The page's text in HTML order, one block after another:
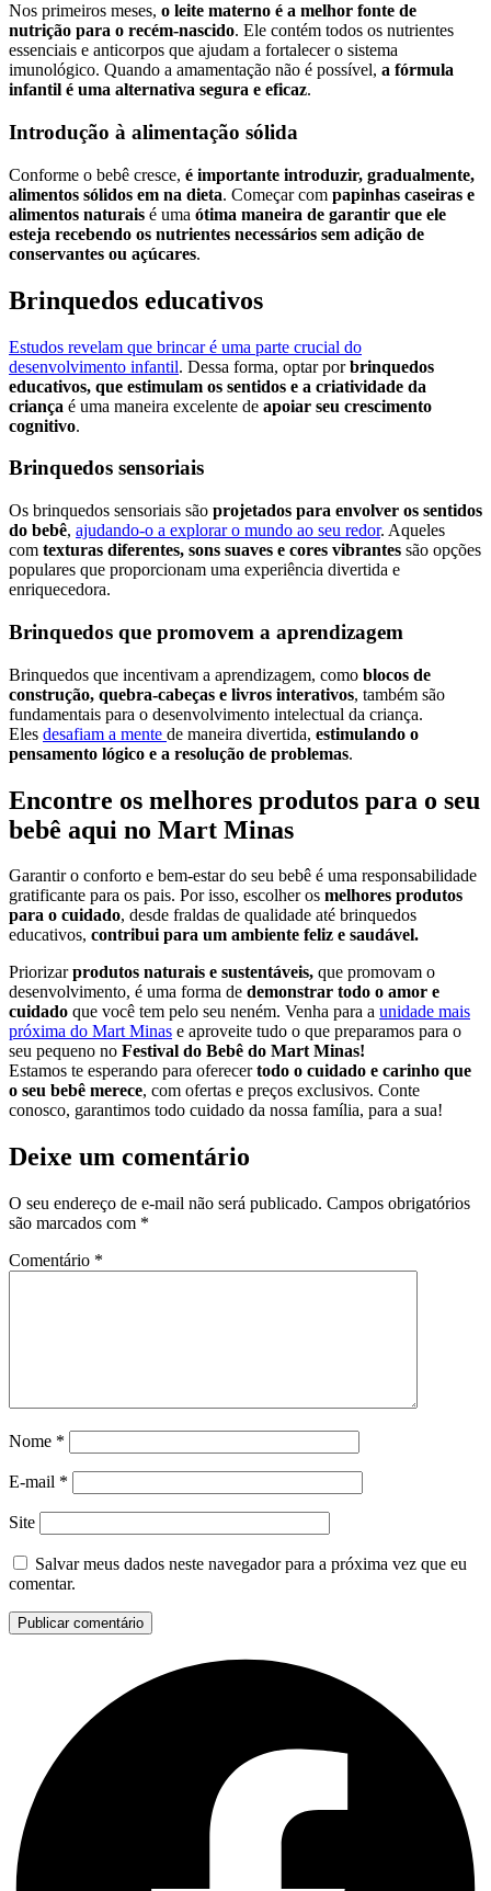
Nos primeiros meses, o leite materno é a melhor fonte de
nutrição para o recém-nascido. Ele contém todos os nutrientes
essenciais e anticorpos que ajudam a fortalecer o sistema
imunológico. Quando a amamentação não é possível, a fórmula
infantil é uma alternativa segura e eficaz.
Introdução à alimentação sólida
Conforme o bebê cresce, é importante introduzir, gradualmente,
alimentos sólidos em na dieta. Começar com papinhas caseiras e
alimentos naturais é uma ótima maneira de garantir que ele
esteja recebendo os nutrientes necessários sem adição de
conservantes ou açúcares.
Brinquedos educativos
Estudos revelam que brincar é uma parte crucial do
desenvolvimento infantil. Dessa forma, optar porbrinquedos
educativos, que estimulam os sentidos e a criatividade da
criança é uma maneira excelente de apoiar seu crescimento
cognitivo.
Brinquedos sensoriais
Os brinquedos sensoriais são projetados para envolver os sentidos
do bebê, ajudando-o a explorar o mundo ao seu redor. Aqueles
com texturas diferentes, sons suaves e cores vibrantes são opções
populares que proporcionam uma experiência divertida e
enriquecedora.
Brinquedos que promovem a aprendizagem
Brinquedos que incentivam a aprendizagem, como blocos de
construção, quebra-cabeças e livros interativos, também são
fundamentais para o desenvolvimento intelectual da criança.
Eles desafiam a mente de maneira divertida, estimulando o
pensamento lógico e a resolução de problemas.
Encontre os melhores produtos para o seu
bebê aqui no Mart Minas
Garantir o conforto e bem-estar do seu bebê é uma responsabilidade
gratificante para os pais. Por isso, escolher os melhores produtos
para o cuidado, desde fraldas de qualidade até brinquedos
educativos, contribui para um ambiente feliz e saudável.
Priorizarprodutos naturais e sustentáveis, que promovam o
desenvolvimento, é uma forma de demonstrar todo o amor e
cuidado que você tem pelo seu neném. Venha para a unidade mais
próxima do Mart Minas e aproveite tudo o que preparamos para o
seu pequeno no Festival do Bebê do Mart Minas!
Estamos te esperando para oferecertodo o cuidado e carinho que
o seu bebê merece, com ofertas e preços exclusivos. Conte
conosco, garantimos todo cuidado da nossa família, para a sua!
Deixe um comentário
O seu endereço de e-mail não será publicado. Campos obrigatórios
são marcados com *
Comentário *
Nome *
E-mail *
Site
Salvar meus dados neste navegador para a próxima vez que eu
comentar.